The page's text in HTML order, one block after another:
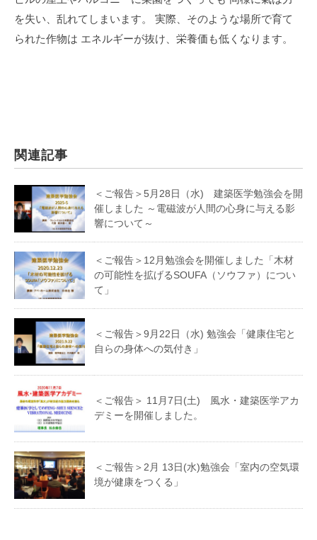
を失い、乱れてしまいます。
実際、そのような場所で育て
られた作物は エネルギーが抜け、栄養価も低くなります。
関連記事
＜ご報告＞5月28日（水) 建築医学勉強会を開
催しました ～電磁波が人間の心身に与える影
響について～
＜ご報告＞12月勉強会を開催しました「木材
の可能性を拡げるSOUFA（ソウファ）につい
て」
＜ご報告＞9月22日（水) 勉強会「健康住宅と
自らの身体への気付き」
＜ご報告＞ 11月7日(土) 風水・建築医学アカ
デミーを開催しました。
＜ご報告＞2月 13日(水)勉強会「室内の空気環
境が健康をつくる」